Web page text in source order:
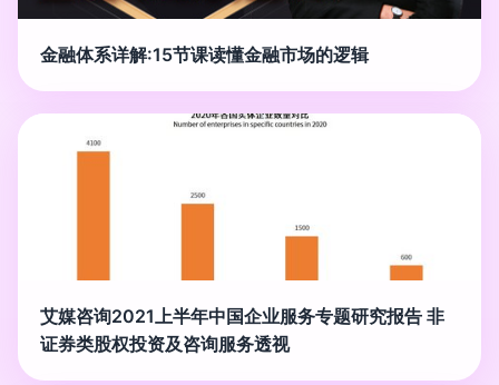
金融体系详解:15节课读懂金融市场的逻辑
艾媒咨询2021上半年中国企业服务专题研究报告 非
证券类股权投资及咨询服务透视